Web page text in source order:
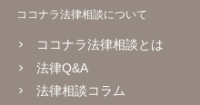
ココナラ法律相談について
ココナラ法律相談とは
法律Q&A
法律相談コラム